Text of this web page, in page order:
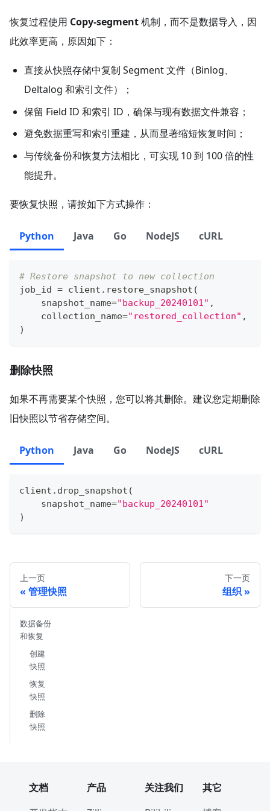
恢复过程使用 Copy-segment机制，而不是数据导入，因
此效率更高，原因如下：
直接从快照存储中复制 Segment 文件（Binlog、
Deltalog 和索引文件）；
保留 Field ID 和索引 ID，确保与现有数据文件兼容；
避免数据重写和索引重建，从而显著缩短恢复时间；
与传统备份和恢复方法相比，可实现 10 到 100 倍的性
能提升。
要恢复快照，请按如下方式操作：
Python Java Go NodeJS cURL
# Restore snapshot to new collection
job_id = client . restore_snapshot (
    snapshot_name
="backup_20240101" ,
    collection_name
="restored_collection" ,
)
删除快照
如果不再需要某个快照，您可以将其删除。建议您定期删除
旧快照以节省存储空间。
Python Java Go NodeJS cURL
client . drop_snapshot (
    snapshot_name
="backup_20240101"
)
上一页
管理快照
下一页
组织
数据备份
和恢复
创建
快照
恢复
快照
删除
快照
文档
产品
关注我们
其它